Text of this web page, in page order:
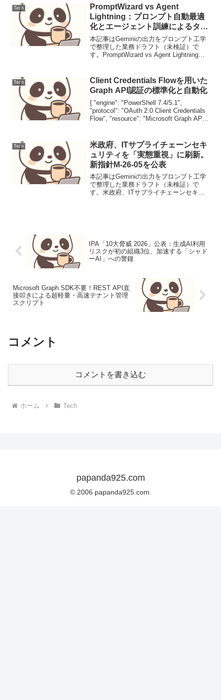
した構造と形式を持つとは限りません。
特に自動化...
Tech
PromptWizard vs Agent
Lightning：プロンプト自動最適
化とエージェント訓練によるタス
ク精度極大化手法
本記事はGeminiの出力をプロンプト工学
で整理した業務ドラフト（未検証）で
す。PromptWizard vs Agent Lightning：
ケース定義と課題】複雑な...
Tech
Client Credentials Flowを用いた
Graph API認証の標準化と自動化
{ "engine": "PowerShell 7.4/5.1",
"protocol": "OAuth 2.0 Client Credentials
Flow", "resource": "Microsoft Graph API",
Tech
米政府、ITサプライチェーンセキ
ュリティを「実態重視」に刷新。
新指針M-26-05を公表
本記事はGeminiの出力をプロンプト工学
で整理した業務ドラフト（未検証）で
す。米政府、ITサプライチェーンセキュ
IPA「10大脅威 2026」公表：生成AI利用
リスクが初の組織3位、加速する「シャド
ーAI」への警鐘
Microsoft Graph SDK不要！REST API直
接叩きによる超軽量・高速テナント管理
スクリプト
コメント
コメントを書き込む
ホーム Tech
papanda925.com
© 2006 papanda925.com.